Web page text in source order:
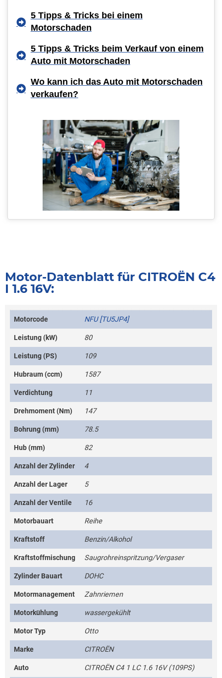
5 Tipps & Tricks bei einem
Motorschaden
5 Tipps & Tricks beim Verkauf von einem
Auto mit Motorschaden
Wo kann ich das Auto mit Motorschaden
verkaufen?
Motor-Datenblatt für CITROËN C4
I 1.6 16V:
Motorcode NFU [TU5JP4]
Leistung (kW) 80
Leistung (PS) 109
Hubraum (ccm) 1587
Verdichtung 11
Drehmoment (Nm) 147
Bohrung (mm) 78.5
Hub (mm) 82
Anzahl der Zylinder 4
Anzahl der Lager 5
Anzahl der Ventile 16
Motorbauart Reihe
Kraftstoff Benzin/Alkohol
Kraftstoffmischung Saugrohreinspritzung/Vergaser
Zylinder Bauart DOHC
Motormanagement Zahnriemen
Motorkühlung wassergekühlt
Motor Typ Otto
Marke CITROËN
Auto CITROËN C4 1 LC 1.6 16V (109PS)